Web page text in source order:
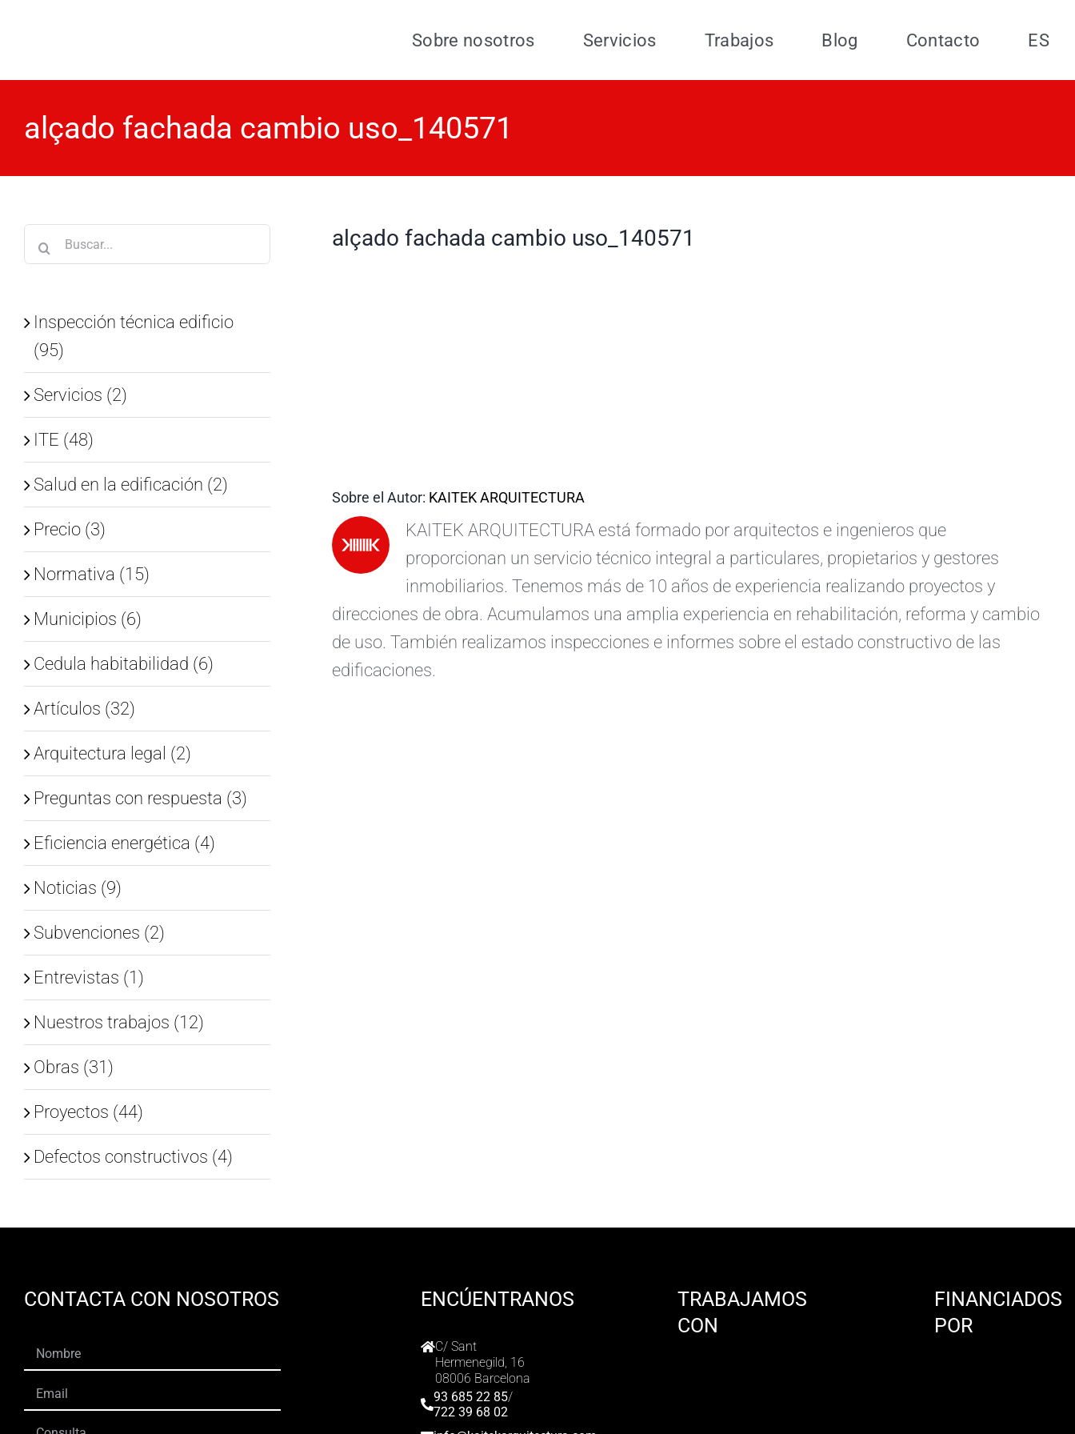
Sobre nosotros Servicios Trabajos Blog Contacto ES
alçado fachada cambio uso_140571
alçado fachada cambio uso_140571
Sobre el Autor: KAITEK ARQUITECTURA
KAITEK ARQUITECTURA está formado por arquitectos e ingenieros que
proporcionan un servicio técnico integral a particulares, propietarios y gestores
inmobiliarios. Tenemos más de 10 años de experiencia realizando proyectos y
direcciones de obra. Acumulamos una amplia experiencia en rehabilitación, reforma y cambio
de uso. También realizamos inspecciones e informes sobre el estado constructivo de las
edificaciones.
Buscar:
Inspección técnica edificio
(95)
Servicios (2)
ITE (48)
Salud en la edificación (2)
Precio (3)
Normativa (15)
Municipios (6)
Cedula habitabilidad (6)
Artículos (32)
Arquitectura legal (2)
Preguntas con respuesta (3)
Eficiencia energética (4)
Noticias (9)
Subvenciones (2)
Entrevistas (1)
Nuestros trabajos (12)
Obras (31)
Proyectos (44)
Defectos constructivos (4)
CONTACTA CON NOSOTROS ENCÚENTRANOS
C/ Sant
Hermenegild, 16
08006 Barcelona
93 685 22 85/
722 39 68 02
TRABAJAMOS
CON
FINANCIADOS
POR